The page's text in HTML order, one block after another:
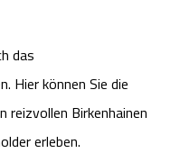
das
Hier können Sie die
Birkenhainen
erleben.